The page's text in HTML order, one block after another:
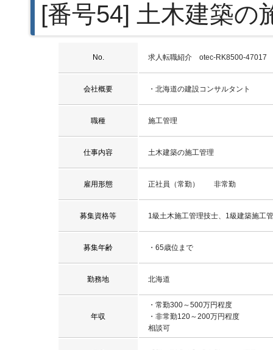
[番号54] 土木建築の
No. 求人転職紹介 otec-RK8500-47017
会社概要 ・北海道の建設コンサルタント
職種 施工管理
仕事内容 土木建築の施工管理
雇用形態 正社員（常勤） 非常勤
募集資格等 1級土木施工管理技士、1級建築施工
募集年齢 ・65歳位まで
勤務地 北海道
年収
・常勤300～500万円程度
・非常勤120～200万円程度
相談可